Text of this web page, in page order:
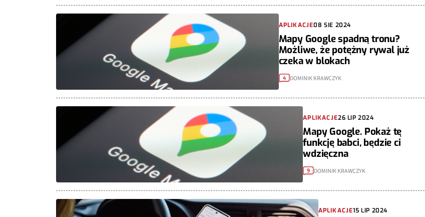
APLIKACJE08 SIE 2024
Mapy Google spadną tronu?
Możliwe, że potężny rywal już
czeka w blokach
4 DOMINIK KRAWCZYK
APLIKACJE26 LIP 2024
Mapy Google. Pokaż tę
funkcję babci, będzie ci
wdzięczna
9 DOMINIK KRAWCZYK
APLIKACJE15 LIP 2024